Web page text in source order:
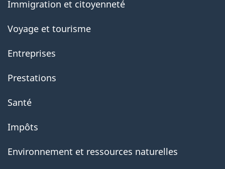
Immigration et citoyenneté
Voyage et tourisme
Entreprises
Prestations
Santé
Impôts
Environnement et ressources naturelles